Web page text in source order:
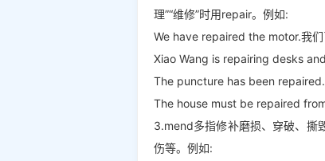
理”“维修”时用repair。例如:
We have repaired the motor.我们
Xiao Wang is repairing desks
The puncture has been repaired.
The house must be repaired
3.mend多指修补磨损、穿破、撕
伤等。例如: